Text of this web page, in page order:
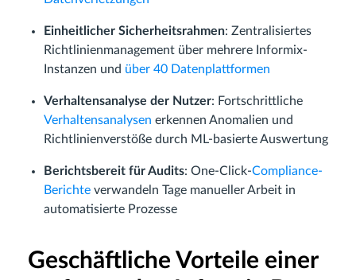
Einheitlicher Sicherheitsrahmen: Zentralisiertes
Richtlinienmanagement über mehrere Informix-
Instanzen und über 40 Datenplattformen
Verhaltensanalyse der Nutzer: Fortschrittliche
Verhaltensanalysen erkennen Anomalien und
Richtlinienverstöße durch ML-basierte Auswertung
Berichtsbereit für Audits: One-Click-Compliance-
Berichte verwandeln Tage manueller Arbeit in
automatisierte Prozesse
Geschäftliche Vorteile einer